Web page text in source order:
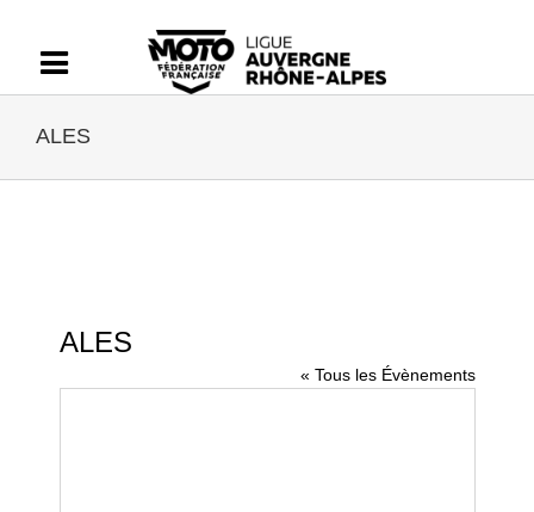
contenu
ALES
ALES
« Tous les Évènements